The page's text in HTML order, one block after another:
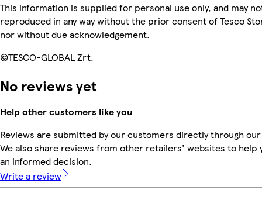
This information is supplied for personal use only, and may
reproduced in any way without the prior consent of Tesco
nor without due acknowledgement.
©TESCO-GLOBAL Zrt.
No reviews yet
Help other customers like you
Reviews are submitted by our customers directly through
We also share reviews from other retailers' websites to help
an informed decision.
Write a review